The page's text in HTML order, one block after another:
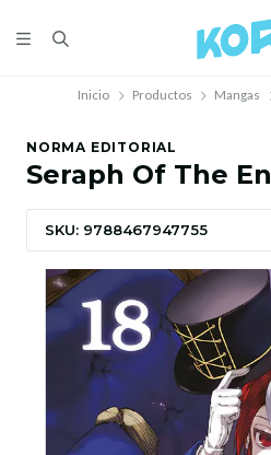
Inicio Productos Mangas
NORMA EDITORIAL
Seraph Of The
SKU: 9788467947755